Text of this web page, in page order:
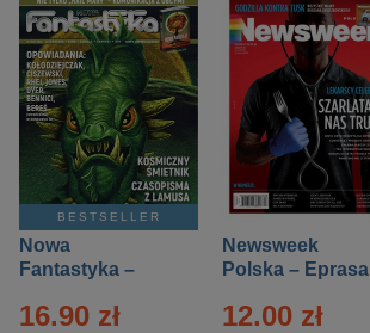
BESTSELLER
Nowa
Fantastyka –
16.90 zł
Newsweek
Polska – Eprasa
12.00 zł